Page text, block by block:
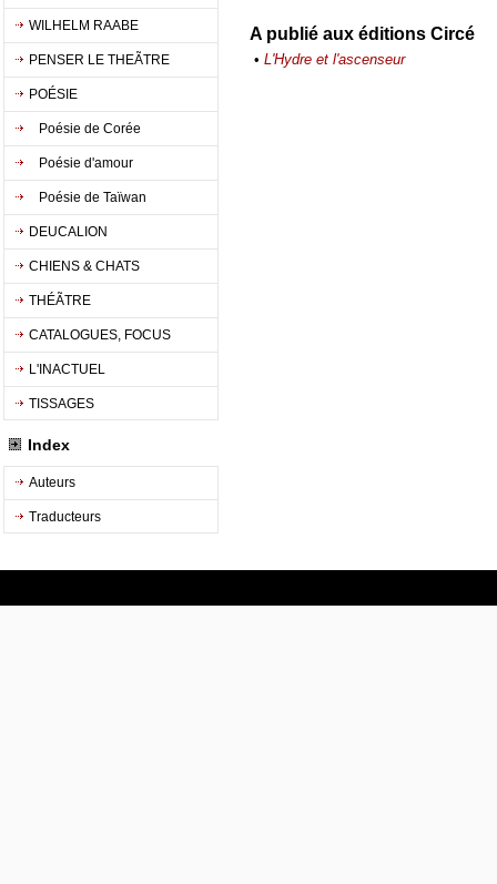
WILHELM RAABE
PENSER LE THEÃTRE
POÉSIE
Poésie de Corée
Poésie d'amour
Poésie de Taïwan
DEUCALION
CHIENS & CHATS
THÉÃTRE
CATALOGUES, FOCUS
L'INACTUEL
TISSAGES
Index
Auteurs
Traducteurs
A publié aux éditions Circé
• L'Hydre et l'ascenseur